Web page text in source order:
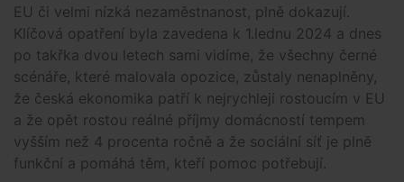
EU či velmi nízká nezaměstnanost, plně dokazují.
Klíčová opatření byla zavedena k 1.lednu 2024 a dnes
po takřka dvou letech sami vidíme, že všechny černé
scénáře, které malovala opozice, zůstaly nenaplněny,
že česká ekonomika patří k nejrychleji rostoucím v EU
a že opět rostou reálné příjmy domácností tempem
vyšším než 4 procenta ročně a že sociální síť je plně
funkční a pomáhá těm, kteří pomoc potřebují.